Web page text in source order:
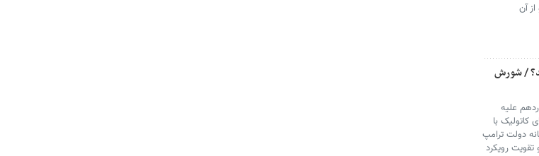
آن
/ شورش
علیه
با
دولت ترامپ
رویکرد